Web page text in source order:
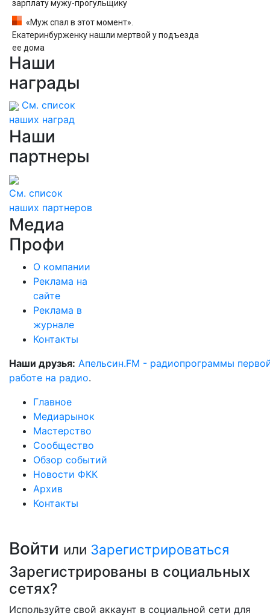
зарплату мужу-прогульщику
«Муж спал в этот момент».
Екатеринбурженку нашли мертвой у подъезда
ее дома
Наши
награды
См. список
наших наград
Наши
партнеры
См. список
наших партнеров
Медиа
Профи
О компании
Реклама на
сайте
Реклама в
журнале
Контакты
Наши друзья: Апельсин.FM - радиопрограммы
работе на радио.
Главное
Медиарынок
Мастерство
Сообщество
Обзор событий
Новости ФКК
Архив
Контакты
Войти или Зарегистрироваться
Зарегистрированы в социальных
сетях?
Используйте свой аккаунт в социальной сети для